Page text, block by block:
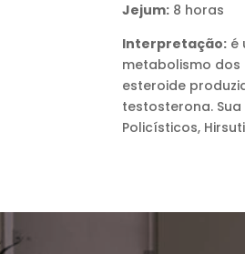
Jejum: 8 horas
Interpretação: é
metabolismo dos
esteroide
testosterona.
Policísticos,